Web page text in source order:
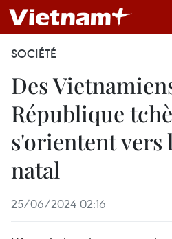
SOCIÉTÉ
Des
République
s'orientent vers
natal
25/06/2024 02:16